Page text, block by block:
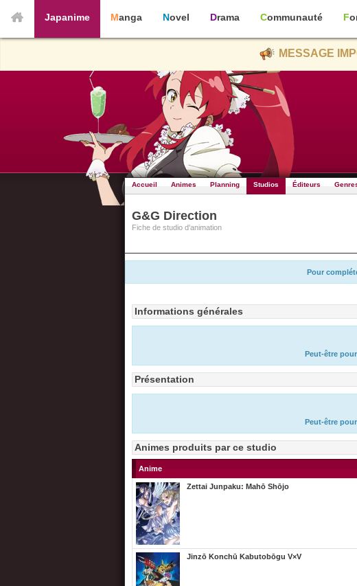
Japanime Manga Novel Drama Communauté
MESSAGE
Accueil Animes Planning Studios Éditeurs
G&G Direction
Fiche de studio d'animation
Pour
Informations générales
Peut-être
Présentation
Peut-être
Animes produits par ce studio
Anime
Zettai Junpaku: Mahō Shōjo
Jinzō Konchū Kabutobōgu V×V